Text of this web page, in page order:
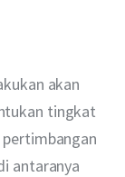
akan
tingkat
antaranya